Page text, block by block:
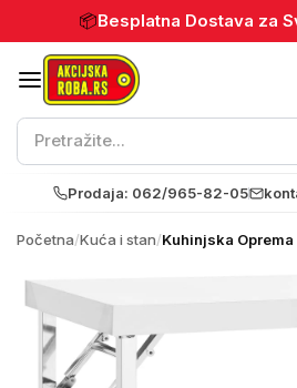
📦Besplatna Dostava za
Prodaja: 062/965-82-05
Početna/Kuća i stan/Kuhinjska Oprema